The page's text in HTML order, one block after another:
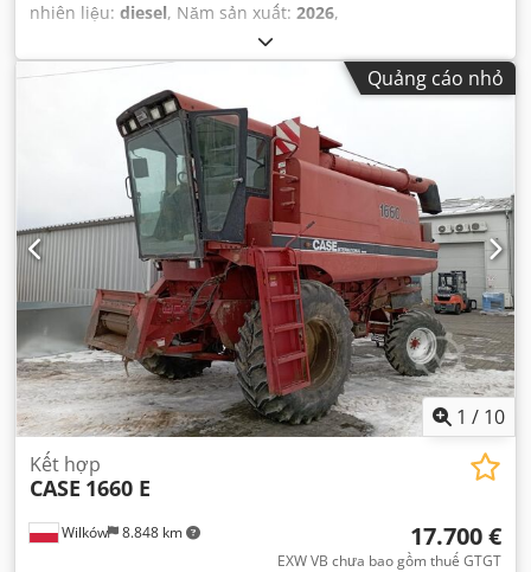
nhiên liệu: diesel, Năm sản xuất: 2026,
Quảng cáo nhỏ
1 / 10
Wilków 8.848 km
Kết hợp
CASE 1660 E
17.700 €
EXW VB chưa bao gồm thuế GTGT